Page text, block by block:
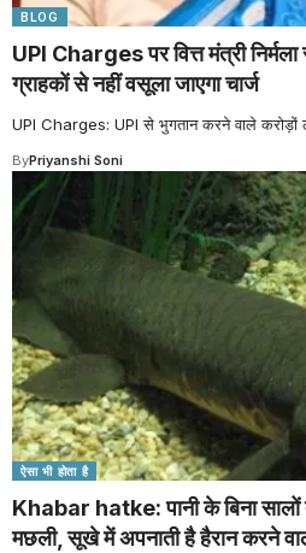
BLOG
UPI Charges पर वित्त मंत्री निर्मला
ग्राहकों से नहीं वसूला जाएगा चार्ज
UPI Charges: UPI से भुगतान करने वाले करोड़ों
ByPriyanshi Soni
ऐसा भी होता है
Khabar hatke: पानी के बिना सालों
मछली, सूखे में अपनाती है हैरान करने